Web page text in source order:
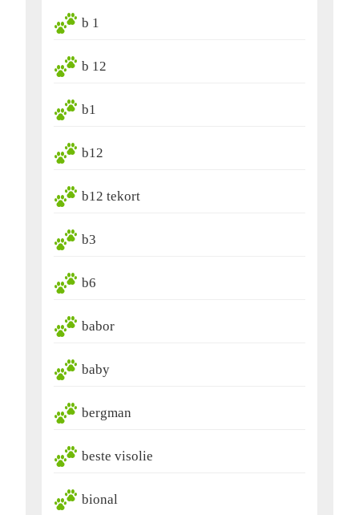
b 1
b 12
b1
b12
b12 tekort
b3
b6
babor
baby
bergman
beste visolie
bional